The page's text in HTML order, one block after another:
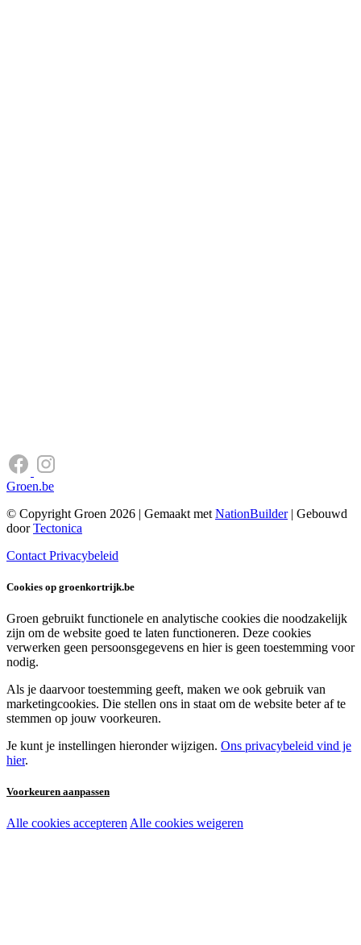
Groen.be
© Copyright Groen 2026 | Gemaakt met NationBuilder| Gebouwd
doorTectonica
Contact Privacybeleid
Cookies op groenkortrijk.be
Groen gebruikt functionele en analytische cookies die noodzakelijk
zijn om de website goed te laten functioneren. Deze cookies
verwerken geen persoonsgegevens en hier is geen toestemming voor
nodig.
Als je daarvoor toestemming geeft, maken we ook gebruik van
marketingcookies. Die stellen ons in staat om de website beter af te
stemmen op jouw voorkeuren.
Je kunt je instellingen hieronder wijzigen. Ons privacybeleid vind je
hier.
Voorkeuren aanpassen
Noodzakelijke cookies:
Alle cookies accepteren Alle cookies weigeren